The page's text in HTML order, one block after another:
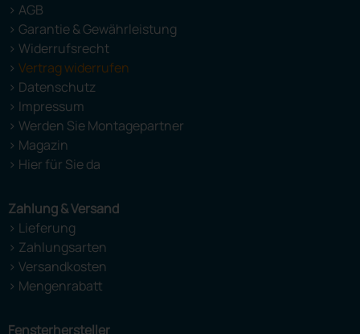
> AGB
> Garantie & Gewährleistung
> Widerrufsrecht
> Vertrag widerrufen
> Datenschutz
> Impressum
> Werden Sie Montagepartner
> Magazin
> Hier für Sie da
Zahlung & Versand
> Lieferung
> Zahlungsarten
> Versandkosten
> Mengenrabatt
Fensterhersteller